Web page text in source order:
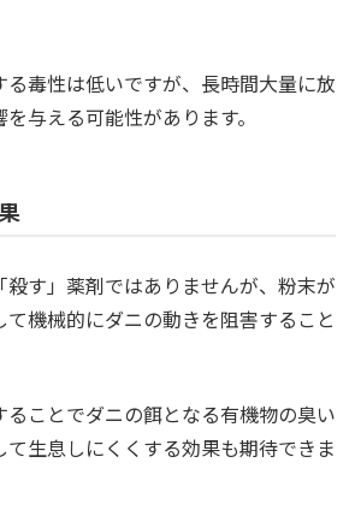
毒性は低いですが、長時間大量に放
与える可能性があります。
す」薬剤ではありませんが、粉末が
機械的にダニの動きを阻害すること
ることでダニの餌となる有機物の臭い
生息しにくくする効果も期待できま